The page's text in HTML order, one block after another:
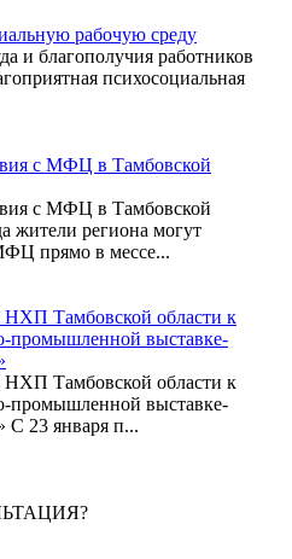
рабочую среду
и благополучия работников
психосоциальная
с МФЦ в Тамбовской
с МФЦ в Тамбовской
жители региона могут
прямо в мессе...
НХП Тамбовской области к
промышленной выставке-
НХП Тамбовской области к
промышленной выставке-
С 23 января п...